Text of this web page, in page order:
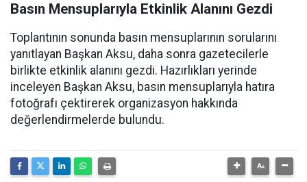
Basın Mensuplarıyla Etkinlik Alanını Gezdi
Toplantının sonunda basın mensuplarının sorularını
yanıtlayan Başkan Aksu, daha sonra gazetecilerle
birlikte etkinlik alanını gezdi. Hazırlıkları yerinde
inceleyen Başkan Aksu, basın mensuplarıyla hatıra
fotoğrafı çektirerek organizasyon hakkında
değerlendirmelerde bulundu.